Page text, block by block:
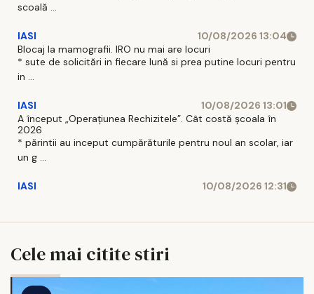
scoală ...
IASI
10/08/2026 13:04
Blocaj la mamografii. IRO nu mai are locuri
* sute de solicitări in fiecare lună si prea putine locuri pentru
in ...
IASI
10/08/2026 13:01
A început „Operațiunea Rechizitele”. Cât costă școala în
2026
* părintii au inceput cumpărăturile pentru noul an scolar, iar
un g ...
IASI 10/08/2026 12:31
Cele mai citite stiri